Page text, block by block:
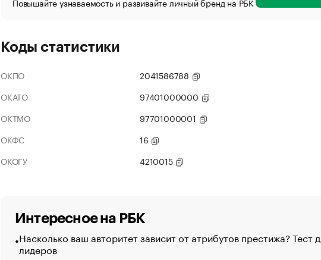
Коды статистики
ОКПО
2041586788
ОКАТО
97401000000
ОКТМО
97701000001
ОКФС
16
ОКОГУ
4210015
Интересное на РБК
Насколько ваш авторитет зависит от атрибутов престижа? Тест
лидеров